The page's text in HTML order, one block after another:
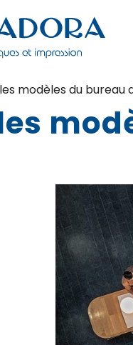
modèles du bureau